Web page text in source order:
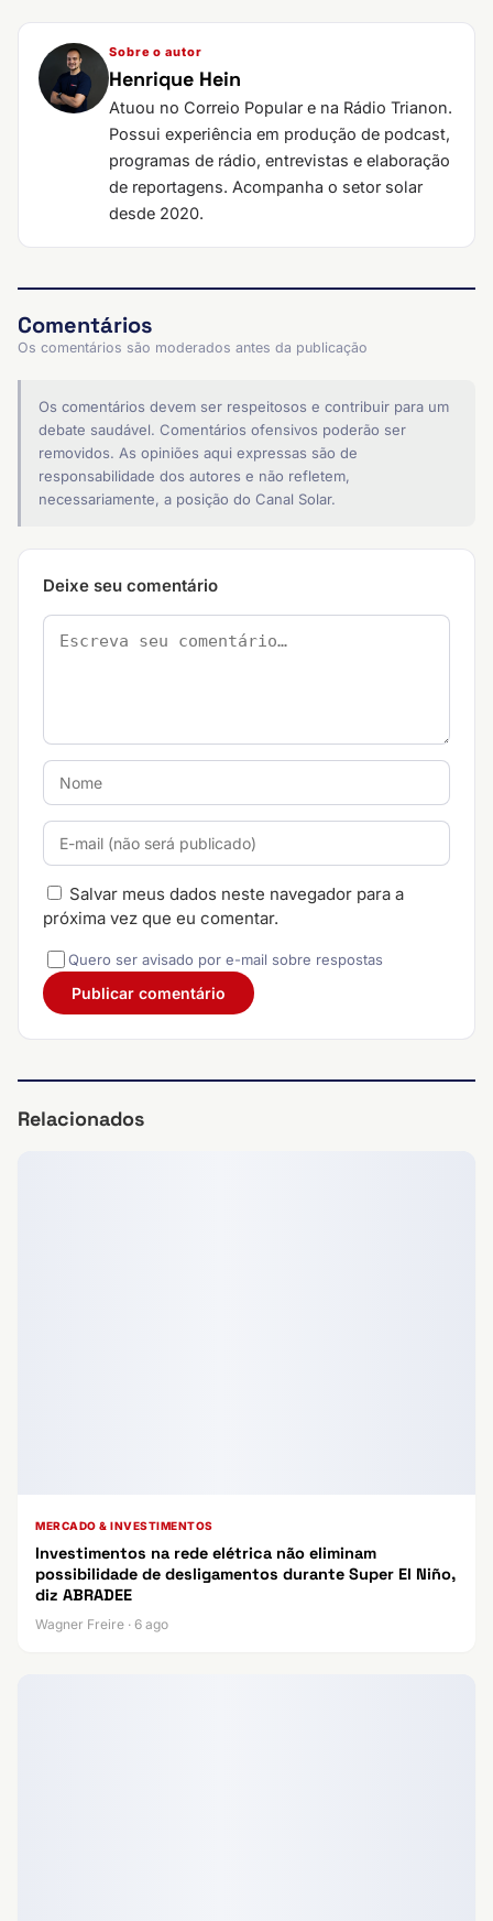
Sobre o autor
Henrique Hein
Atuou no Correio Popular e na Rádio Trianon.
Possui experiência em produção de podcast,
programas de rádio, entrevistas e elaboração
de reportagens. Acompanha o setor solar
desde 2020.
Comentários
Os comentários são moderados antes da publicação
Os comentários devem ser respeitosos e contribuir para um
debate saudável. Comentários ofensivos poderão ser
removidos. As opiniões aqui expressas são de
responsabilidade dos autores e não refletem,
necessariamente, a posição do Canal Solar.
Deixe seu comentário
Salvar meus dados neste navegador para a
próxima vez que eu comentar.
Quero ser avisado por e-mail sobre respostas
Relacionados
MERCADO & INVESTIMENTOS
Investimentos na rede elétrica não eliminam
possibilidade de desligamentos durante Super El Niño,
diz ABRADEE
Wagner Freire · 6 ago